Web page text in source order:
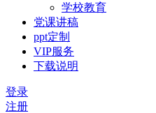
学校教育
党课讲稿
ppt定制
VIP服务
下载说明
登录
注册